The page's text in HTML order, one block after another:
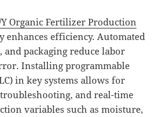
Y Organic Fertilizer Production
efficiency. Automated
packaging reduce labor
Installing programmable
in key systems allows for
and real-time
variables such as moisture,